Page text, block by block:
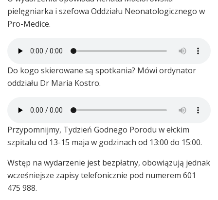
pielęgniarka i szefowa Oddziału Neonatologicznego w
Pro-Medice.
Do kogo skierowane są spotkania? Mówi ordynator
oddziału Dr Maria Kostro.
Przypomnijmy, Tydzień Godnego Porodu w ełckim
szpitalu od 13-15 maja w godzinach od 13:00 do 15:00.
Wstęp na wydarzenie jest bezpłatny, obowiązują jednak
wcześniejsze zapisy telefonicznie pod numerem 601
475 988.